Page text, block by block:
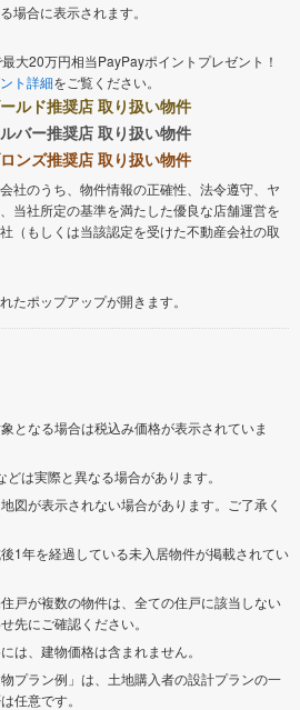
場合に表示されます。
大20万円相当PayPayポイントプレゼント！
ト詳細をご覧ください。
ルド推奨店 取り扱い物件
バー推奨店 取り扱い物件
ンズ推奨店 取り扱い物件
社のうち、物件情報の正確性、法令遵守、ヤ
当社所定の基準を満たした優良な店舗運営を
（もしくは当該認定を受けた不動産会社の取
たポップアップが開きます。
となる場合は税込み価格が表示されていま
は実際と異なる場合があります。
図が表示されない場合があります。ご了承く
1年を経過している未入居物件が掲載されてい
戸が複数の物件は、全ての住戸に該当しない
先にご確認ください。
は、建物価格は含まれません。
プラン例」は、土地購入者の設計プランの一
任意です。